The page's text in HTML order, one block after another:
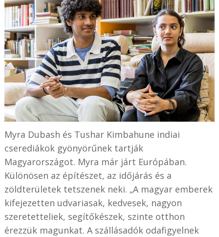
Myra Dubash és Tushar Kimbahune indiai
cserediákok gyönyörűnek tartják
Magyarországot. Myra már járt Európában.
Különösen az építészet, az időjárás és a
zöldterületek tetszenek neki. „A magyar emberek
kifejezetten udvariasak, kedvesek, nagyon
szeretetteliek, segítőkészek, szinte otthon
érezzük magunkat. A szállásadók odafigyelnek